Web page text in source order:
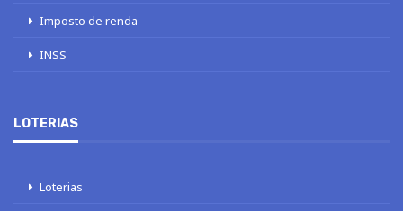
Imposto de renda
INSS
LOTERIAS
Loterias